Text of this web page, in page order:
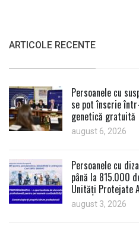
ARTICOLE RECENTE
Persoanele cu
se pot înscrie
genetică gratuită
august 6, 2026
Persoanele cu
până la 815.000
Unități Protejate
august 3, 2026